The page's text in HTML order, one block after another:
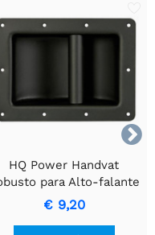

HQ Power Handvat
para Alto-falante
- Metal Preto
€ 9,20